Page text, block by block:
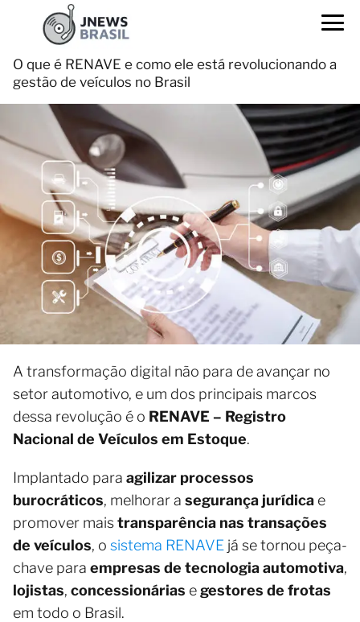
O que é RENAVE e como ele está revolucionando a
gestão de veículos no Brasil
A transformação digital não para de avançar no
setor automotivo, e um dos principais marcos
dessa revolução é o RENAVE – Registro
Nacional de Veículos em Estoque.
Implantado para agilizar processos
burocráticos, melhorar a segurança jurídica e
promover maistransparência nas transações
de veículos, o sistema RENAVE já se tornou peça-
chave para empresas de tecnologia automotiva,
lojistas, concessionárias egestores de frotas
em todo o Brasil.